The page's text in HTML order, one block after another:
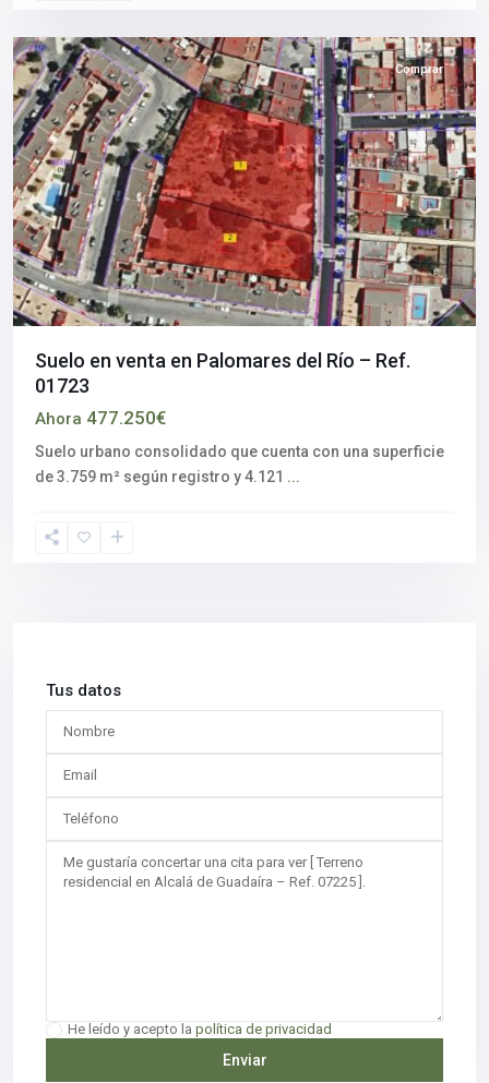
Comprar
Suelo en venta en Palomares del Río – Ref.
01723
Ahora 477.250€
Suelo urbano consolidado que cuenta con una superficie
de 3.759 m² según registro y 4.121 ...
Tus datos
He leído y acepto la política de privacidad